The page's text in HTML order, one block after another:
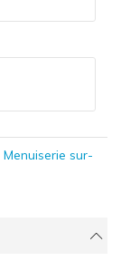
Menuiserie sur-